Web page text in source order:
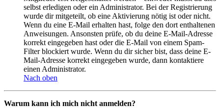
selbst erledigen oder ein Administrator. Bei der Registrierung
wurde dir mitgeteilt, ob eine Aktivierung nötig ist oder nicht.
Wenn du eine E-Mail erhalten hast, folge den dort enthaltenen
Anweisungen. Ansonsten prüfe, ob du deine E-Mail-Adresse
korrekt eingegeben hast oder die E-Mail von einem Spam-
Filter blockiert wurde. Wenn du dir sicher bist, dass deine E-
Mail-Adresse korrekt eingegeben wurde, dann kontaktiere
einen Administrator.
Nach oben
Warum kann ich mich nicht anmelden?